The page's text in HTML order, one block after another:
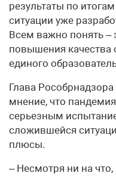
результаты по
ситуации уже
Всем важно понять –
повышения качества
единого
Глава
мнение, что
серьезным
сложившейся
плюсы.
– Несмотря ни на